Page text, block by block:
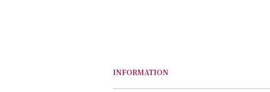
INFORMATION